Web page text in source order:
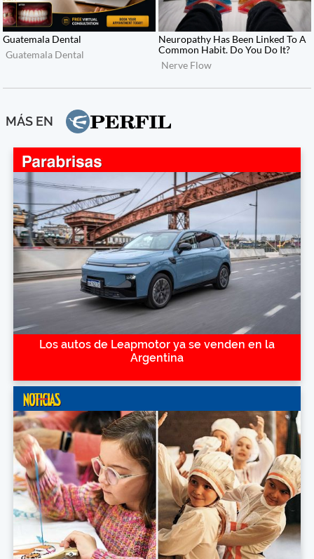
MÁS EN
Los autos de Leapmotor ya se venden en la
Argentina